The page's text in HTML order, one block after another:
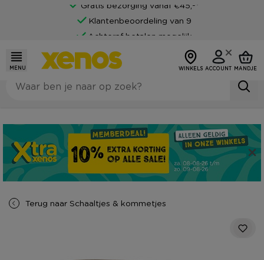
Gratis bezorging vanaf €45,-*
Klantenbeoordeling van 9
Achteraf betalen mogelijk
MENU WINKELS ACCOUNT MANDJE
Terug naar Schaaltjes & kommetjes